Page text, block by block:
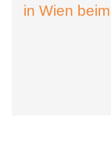
in Wien